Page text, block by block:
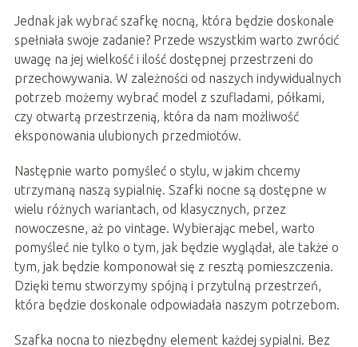
Jednak jak wybrać szafkę nocną, która będzie doskonale
spełniała swoje zadanie? Przede wszystkim warto zwrócić
uwagę na jej wielkość i ilość dostępnej przestrzeni do
przechowywania. W zależności od naszych indywidualnych
potrzeb możemy wybrać model z szufladami, półkami,
czy otwartą przestrzenią, która da nam możliwość
eksponowania ulubionych przedmiotów.
Następnie warto pomyśleć o stylu, w jakim chcemy
utrzymaną naszą sypialnię. Szafki nocne są dostępne w
wielu różnych wariantach, od klasycznych, przez
nowoczesne, aż po vintage. Wybierając mebel, warto
pomyśleć nie tylko o tym, jak będzie wyglądał, ale także o
tym, jak będzie komponował się z resztą pomieszczenia.
Dzięki temu stworzymy spójną i przytulną przestrzeń,
która będzie doskonale odpowiadała naszym potrzebom.
Szafka nocna to niezbędny element każdej sypialni. Bez